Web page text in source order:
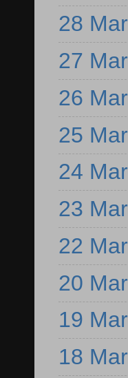
28 Mar
27 Mar
26 Mar
25 Mar
24 Mar
23 Mar
22 Mar
20 Mar
19 Mar
18 Mar